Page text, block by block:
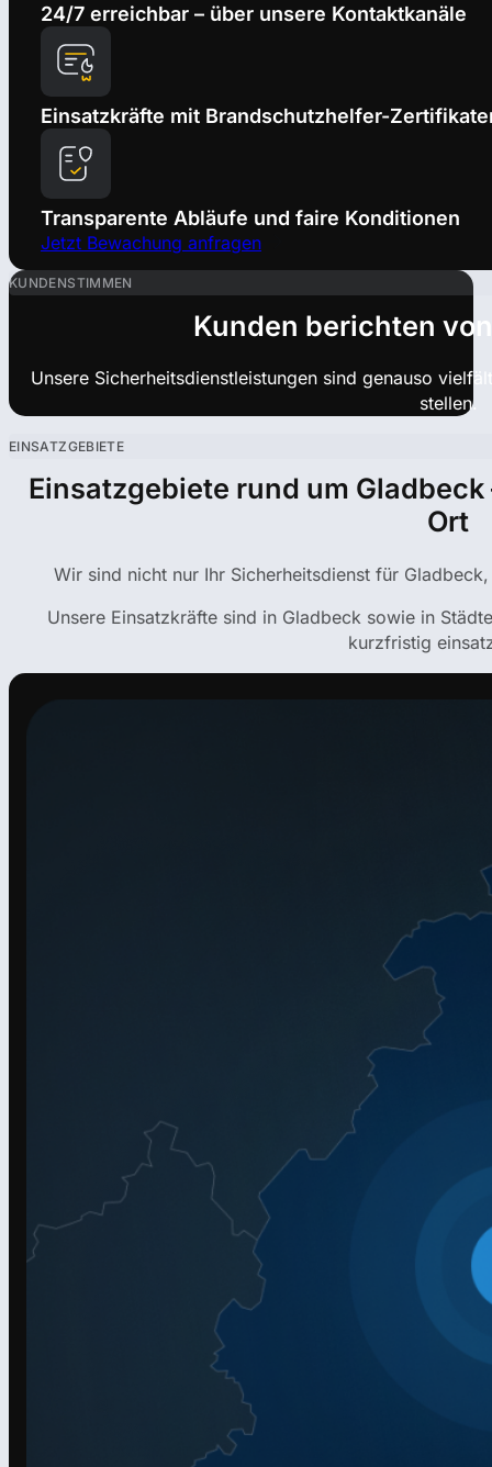
24/7 erreichbar – über unsere Kontaktkanäle
Einsatzkräfte mit Brandschutzhelfer-
Transparente Abläufe und faire Konditionen
Jetzt Bewachung anfragen
KUNDENSTIMMEN
Kunden berichten
Unsere Sicherheitsdienstleistungen sind genauso
stellen.
EINSATZGEBIETE
Einsatzgebiete rund um
Ort
Wir sind nicht nur Ihr Sicherheitsdienst für
Unsere Einsatzkräfte sind in Gladbeck sowie in
kurzfristig